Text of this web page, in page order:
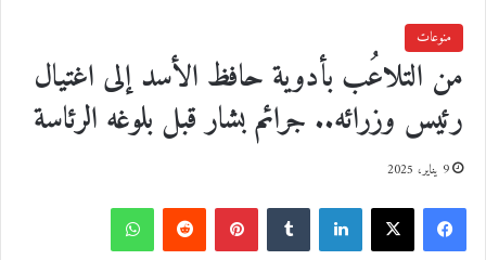
منوعات
من التلاعُب بأدوية حافظ الأسد إلى اغتيال
رئيس وزرائه.. جرائم بشار قبل بلوغه الرئاسة
9 يناير، 2025